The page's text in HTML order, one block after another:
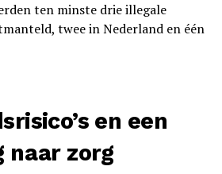
ten minste drie illegale
twee in Nederland en één
en een
naar zorg